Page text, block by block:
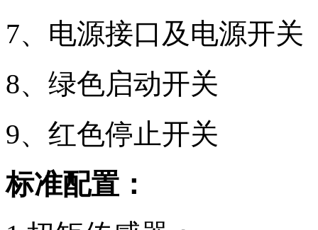
7、电源接口及电源开关
8、绿色启动开关
9、红色停止开关
标准配置：